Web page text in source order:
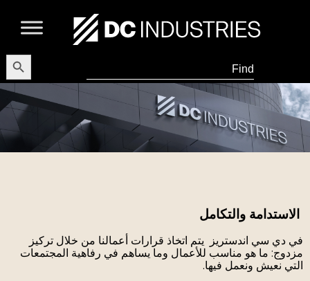
Search
for:
Button
الاستدامة والتكامل
في دي سي اندستريز يتم اتخاذ قرارات أعمالنا من خلال تركيز
مزدوج: ما هو مناسب للأعمال وما يساهم في رفاهية المجتمعات
التي نعيش ونعمل فيها.